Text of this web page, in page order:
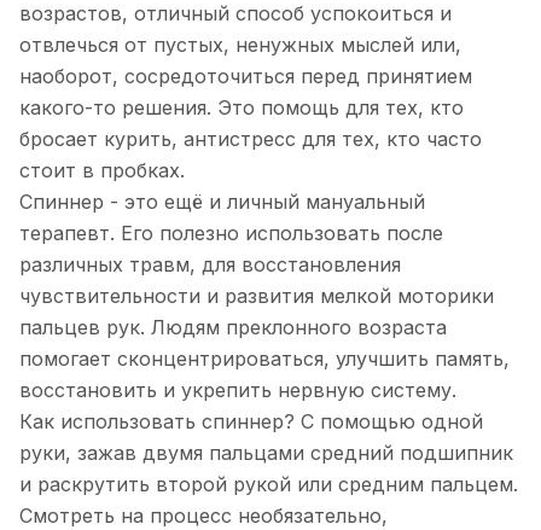
возрастов, отличный способ успокоиться и
отвлечься от пустых, ненужных мыслей или,
наоборот, сосредоточиться перед принятием
какого-то решения. Это помощь для тех, кто
бросает курить, антистресс для тех, кто часто
стоит в пробках.
Спиннер - это ещё и личный мануальный
терапевт. Его полезно использовать после
различных травм, для восстановления
чувствительности и развития мелкой моторики
пальцев рук. Людям преклонного возраста
помогает сконцентрироваться, улучшить память,
восстановить и укрепить нервную систему.
Как использовать спиннер? С помощью одной
руки, зажав двумя пальцами средний подшипник
и раскрутить второй рукой или средним пальцем.
Смотреть на процесс необязательно,